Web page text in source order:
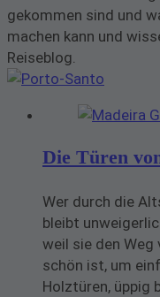
gekommen sind und
machen kann und
Reiseblog.
Die Türen
Wer durch die
bleibt
weil sie den Weg
schön ist, um
Holztüren, üppig